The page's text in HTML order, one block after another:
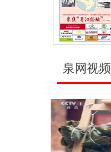
泉网视频